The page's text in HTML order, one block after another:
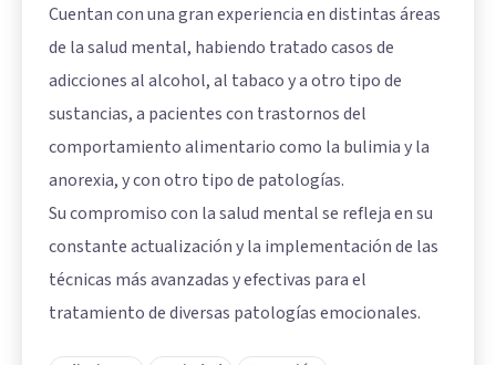
Cuentan con una gran experiencia en distintas áreas
de la salud mental, habiendo tratado casos de
adicciones al alcohol, al tabaco y a otro tipo de
sustancias, a pacientes con trastornos del
comportamiento alimentario como la bulimia y la
anorexia, y con otro tipo de patologías.
Su compromiso con la salud mental se refleja en su
constante actualización y la implementación de las
técnicas más avanzadas y efectivas para el
tratamiento de diversas patologías emocionales.